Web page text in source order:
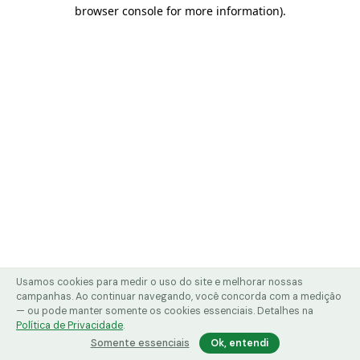
browser console for more information).
Usamos cookies para medir o uso do site e melhorar nossas
campanhas. Ao continuar navegando, você concorda com a medição
— ou pode manter somente os cookies essenciais. Detalhes na
Política de Privacidade.
Somente essenciais
Ok, entendi